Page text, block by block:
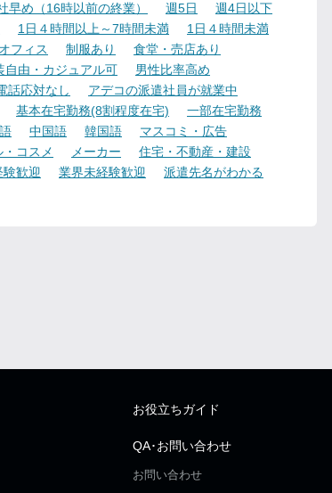
早め（16時以前の終業） 週5日
週4日以下
1日４時間以上～7時間未満
1日４時間未満
フィス 制服あり
食堂・売店あり
自由・カジュアル可
男性比率高め
話応対なし
アデコの派遣社員が就業中
基本在宅勤務(8割程度在宅)
一部在宅勤務
中国語 韓国語
マスコミ・広告
コスメ メーカー
住宅・不動産・建設
験歓迎 業界未経験歓迎
派遣先名がわかる
お役立ちガイド
QA･お問い合わせ
お問い合わせ